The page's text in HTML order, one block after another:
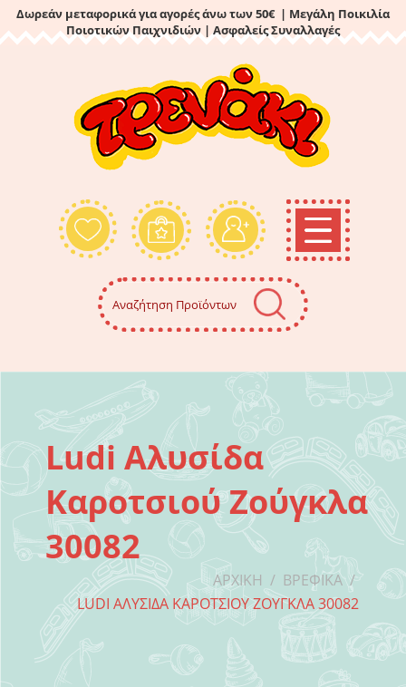
Δωρεάν μεταφορικά για αγορές άνω των 50€ | Μεγάλη Ποικιλία
Ποιοτικών Παιχνιδιών | Ασφαλείς Συναλλαγές
Ludi Αλυσίδα
Καροτσιού Ζούγκλα
30082
ΑΡΧΙΚΉ / ΒΡΕΦΙΚΆ /
LUDI ΑΛΥΣΊΔΑ ΚΑΡΟΤΣΙΟΎ ΖΟΎΓΚΛΑ 30082